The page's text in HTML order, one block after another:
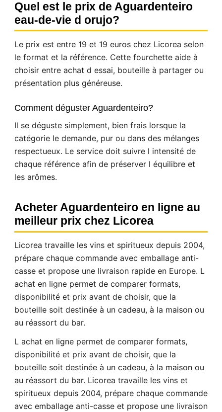
Quel est le prix de Aguardenteiro
eau-de-vie d orujo?
Le prix est entre 19 et 19 euros chez Licorea selon
le format et la référence. Cette fourchette aide à
choisir entre achat d essai, bouteille à partager ou
présentation plus généreuse.
Comment déguster Aguardenteiro?
Il se déguste simplement, bien frais lorsque la
catégorie le demande, pur ou dans des mélanges
respectueux. Le service doit suivre l intensité de
chaque référence afin de préserver l équilibre et
les arômes.
Acheter Aguardenteiro en ligne au
meilleur prix chez Licorea
Licorea travaille les vins et spiritueux depuis 2004,
prépare chaque commande avec emballage anti-
casse et propose une livraison rapide en Europe. L
achat en ligne permet de comparer formats,
disponibilité et prix avant de choisir, que la
bouteille soit destinée à un cadeau, à la maison ou
au réassort du bar.
L achat en ligne permet de comparer formats,
disponibilité et prix avant de choisir, que la
bouteille soit destinée à un cadeau, à la maison ou
au réassort du bar. Licorea travaille les vins et
spiritueux depuis 2004, prépare chaque commande
avec emballage anti-casse et propose une livraison